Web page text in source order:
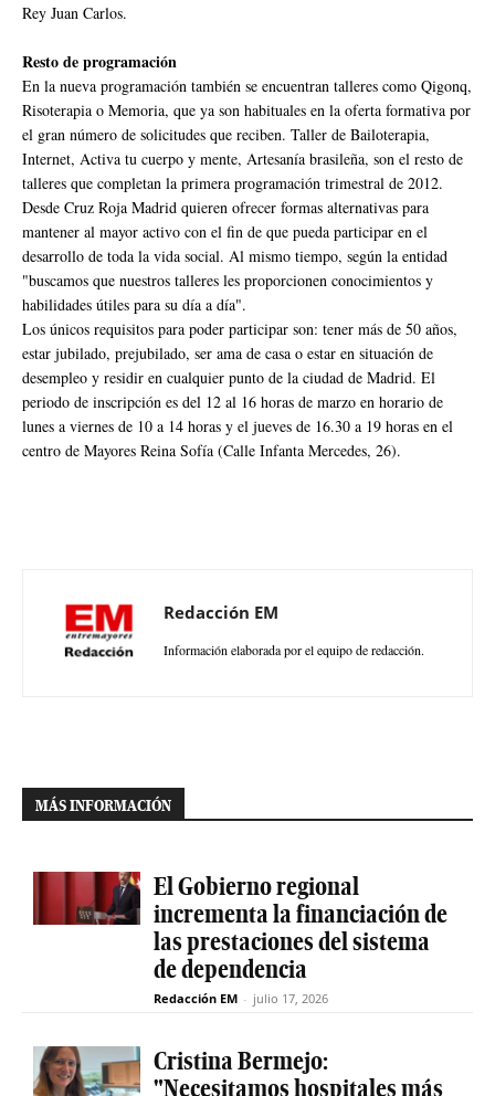
Rey Juan Carlos.
Resto de programación
En la nueva programación también se encuentran talleres como Qigonq,
Risoterapia o Memoria, que ya son habituales en la oferta formativa por
el gran número de solicitudes que reciben. Taller de Bailoterapia,
Internet, Activa tu cuerpo y mente, Artesanía brasileña, son el resto de
talleres que completan la primera programación trimestral de 2012.
Desde Cruz Roja Madrid quieren ofrecer formas alternativas para
mantener al mayor activo con el fin de que pueda participar en el
desarrollo de toda la vida social. Al mismo tiempo, según la entidad
"buscamos que nuestros talleres les proporcionen conocimientos y
habilidades útiles para su día a día".
Los únicos requisitos para poder participar son: tener más de 50 años,
estar jubilado, prejubilado, ser ama de casa o estar en situación de
desempleo y residir en cualquier punto de la ciudad de Madrid. El
periodo de inscripción es del 12 al 16 horas de marzo en horario de
lunes a viernes de 10 a 14 horas y el jueves de 16.30 a 19 horas en el
centro de Mayores Reina Sofía (Calle Infanta Mercedes, 26).
Redacción EM
Información elaborada por el equipo de redacción.
MÁS INFORMACIÓN
El Gobierno regional
incrementa la financiación de
las prestaciones del sistema
de dependencia
Redacción EM - julio 17, 2026
Cristina Bermejo:
"Necesitamos hospitales más